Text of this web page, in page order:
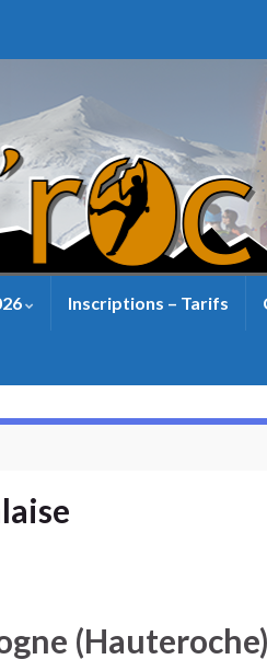
Inscriptions – Tarifs
(Hauteroche)